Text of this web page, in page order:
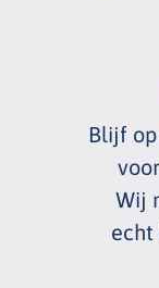
Blijf
Wij
echt